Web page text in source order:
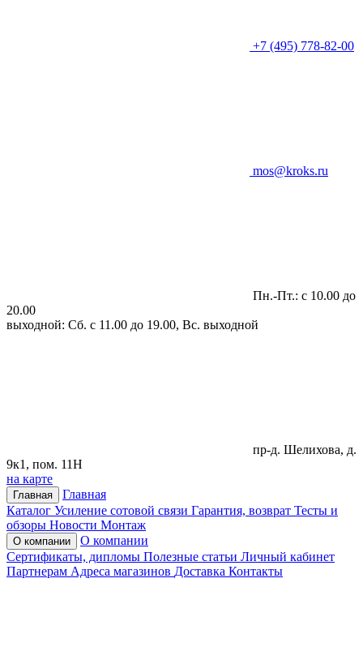
+7 (495) 778-82-00
mos@kroks.ru
Пн.-Пт.: с 10.00 до
20.00
выходной: Сб. с 11.00 до 19.00, Вс. выходной
пр-д. Шелихова, д.
9к1, пом. 11Н
на карте
Главная
Главная
Каталог Усиление сотовой связи Гарантия, возврат Тесты и
обзоры Новости Монтаж
О компании
О компании
Сертификаты, дипломы Полезные статьи Личный кабинет
Партнерам Адреса магазинов Доставка Контакты